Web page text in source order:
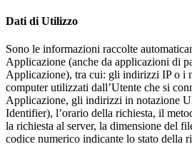
Dati di Utilizzo
Sono le informazioni raccolte
Applicazione (anche da applicazioni di
Applicazione), tra cui: gli indirizzi IP o i
computer utilizzati dall’Utente che si
Applicazione, gli indirizzi in notazione
Identifier), l’orario della richiesta, il
la richiesta al server, la dimensione del
codice numerico indicante lo stato della